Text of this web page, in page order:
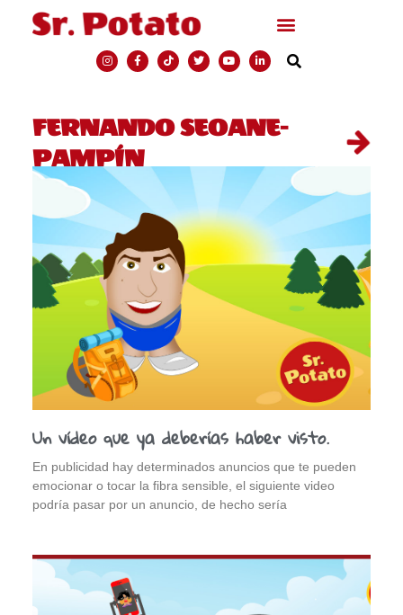
FERNANDO SEOANE-
PAMPÍN
Un vídeo que ya deberías haber visto.
En publicidad hay determinados anuncios que te pueden
emocionar o tocar la fibra sensible, el siguiente video
podría pasar por un anuncio, de hecho sería